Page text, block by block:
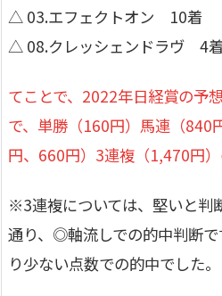
△ 03.エフェクトオン 10着
△ 08.クレッシェンドラヴ 4
てことで、2022年日経賞の予
で、単勝（160円）馬連（840
円、660円）3連複（1,470円）
※3連複については、堅いと判
通り、◎軸流しでの的中判断で
り少ない点数での的中でした。